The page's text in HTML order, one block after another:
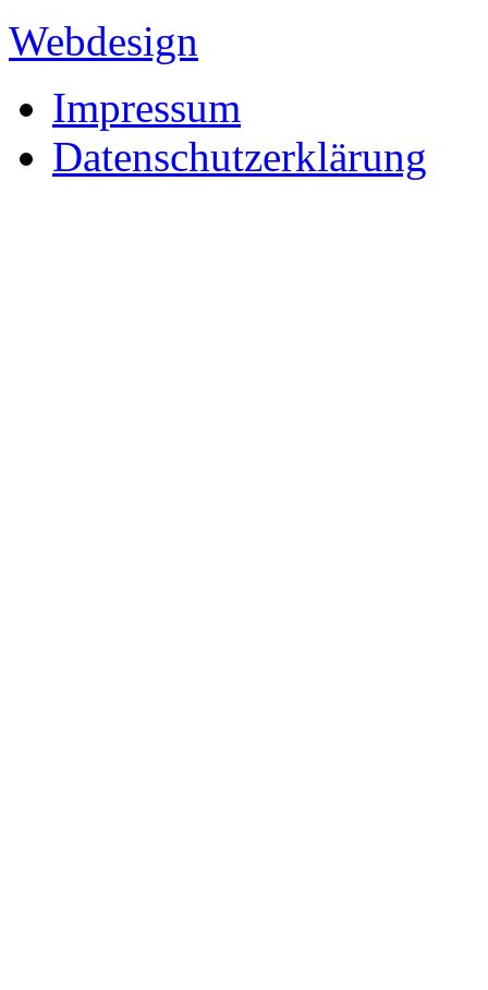
Webdesign
Impressum
Datenschutzerklärung